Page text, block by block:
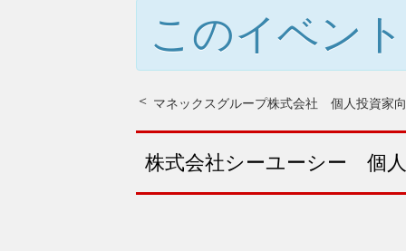
このイベン
マネックスグループ株式会社 個人投資家
株式会社シーユーシー 個